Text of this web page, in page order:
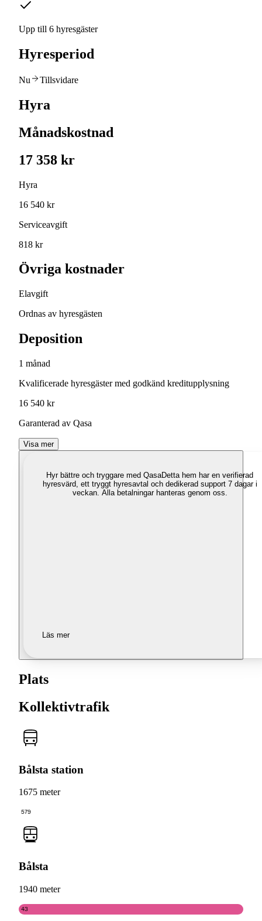
Upp till 6 hyresgäster
Hyresperiod
Nu Tillsvidare
Hyra
Månadskostnad
17 358 kr
Hyra
16 540 kr
Serviceavgift
818 kr
Övriga kostnader
Elavgift
Ordnas av hyresgästen
Deposition
1 månad
Kvalificerade hyresgäster med godkänd kreditupplysning
16 540 kr
Garanterad av Qasa
Visa mer
Hyr bättre och tryggare med QasaDetta hem har en verifierad
hyresvärd, ett tryggt hyresavtal och dedikerad support 7 dagar i
veckan. Alla betalningar hanteras genom oss.
Läs mer
Plats
Kollektivtrafik
Bålsta station
1675 meter
579
Bålsta
1940 meter
43